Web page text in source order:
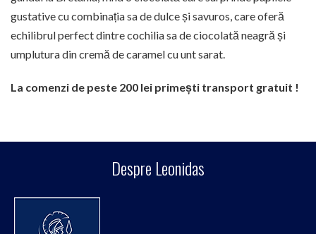
gustative cu combinația sa de dulce și savuros, care oferă
echilibrul perfect dintre cochilia sa de ciocolată neagră și
umplutura din cremă de caramel cu unt sarat.
La comenzi de peste 200 lei primești transport gratuit !
Despre Leonidas